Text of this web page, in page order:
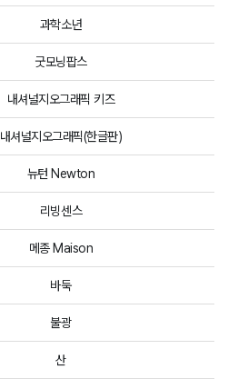
과학소년
굿모닝팝스
내셔널지오그래픽 키즈
내셔널지오그래픽(한글판)
뉴턴 Newton
리빙센스
메종 Maison
바둑
불광
산